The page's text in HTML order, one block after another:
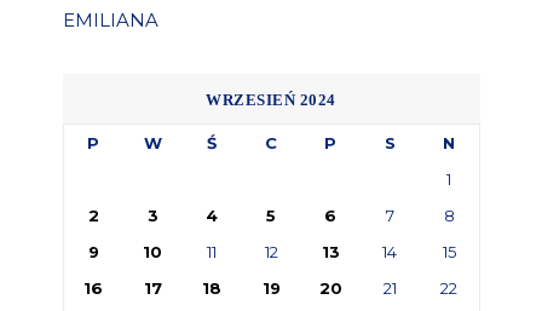
EMILIANA
WRZESIEŃ 2024
P W Ś C P S
N
1
2
3 4 5 6 7
8
9
10 11 12 13 14
15
16
17 18 19 20 21
22